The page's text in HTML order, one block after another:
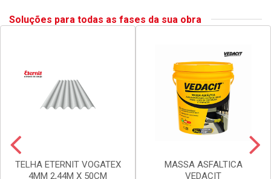
Soluções para todas as fases da sua obra
TELHA ETERNIT VOGATEX
4MM 2,44M X 50CM
MASSA ASFALTICA
VEDACIT